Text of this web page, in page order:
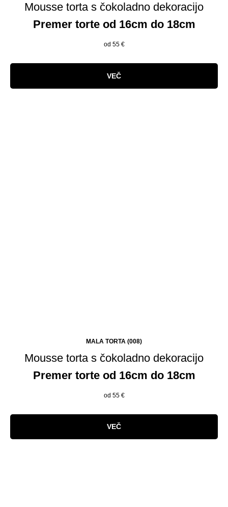
Mousse torta s čokoladno dekoracijo
Premer torte od 16cm do 18cm
od 55 €
VEČ
MALA TORTA (008)
Mousse torta s čokoladno dekoracijo
Premer torte od 16cm do 18cm
od 55 €
VEČ